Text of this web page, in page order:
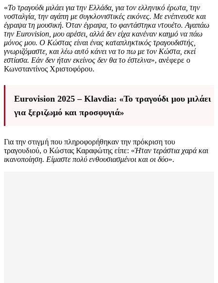
«Το τραγούδι μιλάει για την Ελλάδα, για τον ελληνικό έρωτα, την
νοσταλγία, την αγάπη με συγκλονιστικές εικόνες. Με ενέπνευσε και
έγραψα τη μουσική. Όταν έγραψα, το φαντάστηκα ντουέτο. Αγαπάω
την Eurovision, μου αρέσει, αλλά δεν είχα κανέναν καημό να πάω
μόνος μου. Ο Κώστας είναι ένας καταπληκτικός τραγουδιστής,
γνωριζόμαστε, και λέω αυτό κάνει να το πω με τον Κώστα, εκεί
εστίασα. Εάν δεν ήταν εκείνος δεν θα το έστελνα», ανέφερε ο
Κωνσταντίνος Χριστοφόρου.
Eurovision 2025 – Klavdia: «Το τραγούδι μου μιλάει
για ξεριζωμό και προσφυγιά»
Για την στιγμή που πληροφορήθηκαν την πρόκριση του
τραγουδιού, ο Κώστας Καραφώτης είπε: «Ήταν τεράστια χαρά και
ικανοποίηση. Είμαστε πολύ ενθουσιασμένοι και οι δύο».